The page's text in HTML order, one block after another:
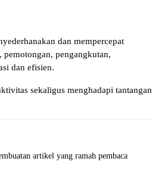
dan mempercepat
pengangkutan,
dan efisien.
sekaligus menghadapi tantangan
artikel yang ramah pembaca